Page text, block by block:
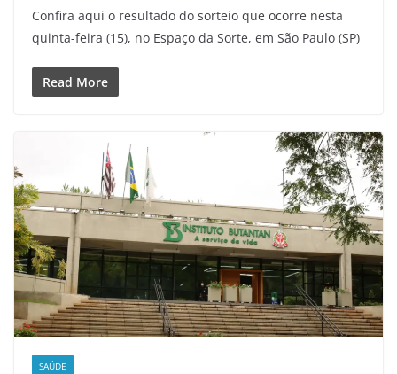
Confira aqui o resultado do sorteio que ocorre nesta
quinta-feira (15), no Espaço da Sorte, em São Paulo (SP)
Read More
SAÚDE